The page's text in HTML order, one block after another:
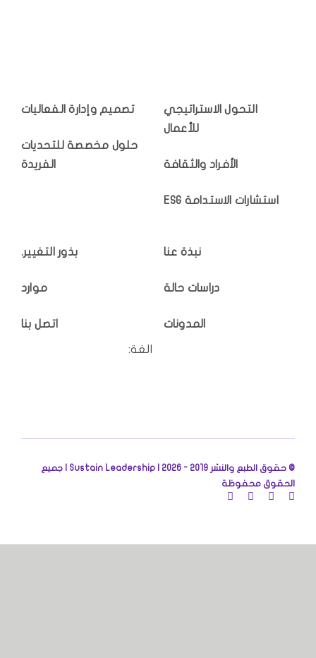
التحول الاستراتيجي
للأعمال
الأفراد والثقافة
استشارات الاستدامة ESG
تصميم وإدارة الفعاليات
حلول مخصصة للتحديات
الفريدة
نبذة عنا
دراسات حالة
المدونات
بذور التغيير.
موارد
اتصل بنا
الغة:
© حقوق الطبع والنشر 2019 - 2026 |
Sustain Leadership | جميع
الحقوق محفوظة